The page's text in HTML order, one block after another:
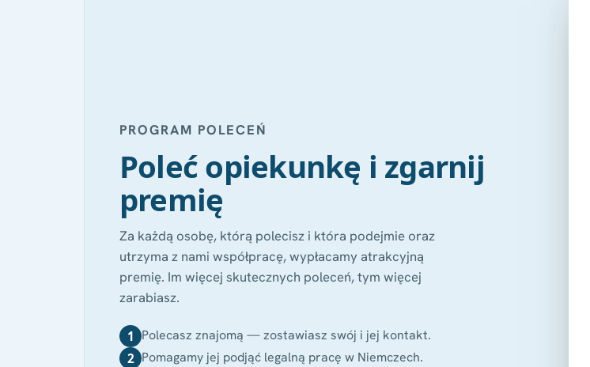
PROGRAM POLECEŃ
Poleć opiekunkę i zgarnij
premię
Za każdą osobę, którą polecisz i która podejmie oraz
utrzyma z nami współpracę, wypłacamy atrakcyjną
premię. Im więcej skutecznych poleceń, tym więcej
zarabiasz.
1 Polecasz znajomą — zostawiasz swój i jej kontakt.
2 Pomagamy jej podjąć legalną pracę w Niemczech.